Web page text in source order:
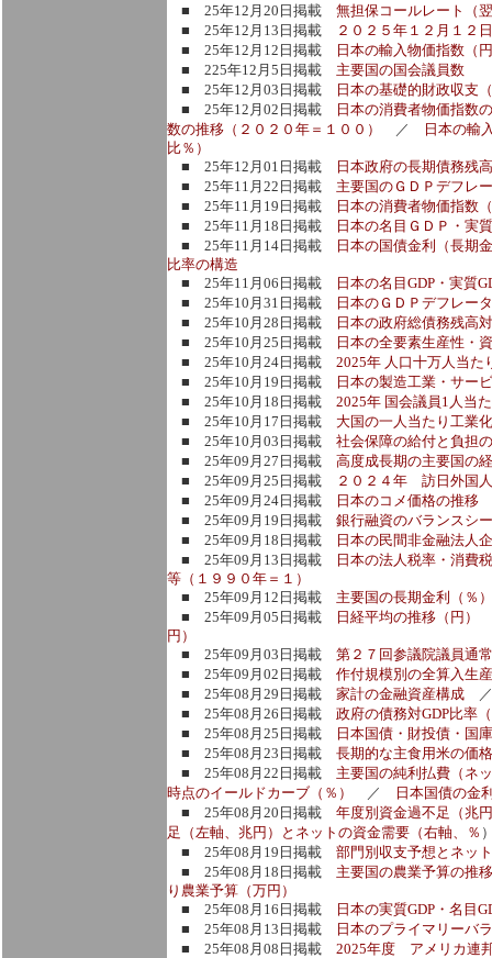
■ 25年12月20日掲載 無担保コールレート（
■ 25年12月13日掲載
２０２５年１２月１２
■ 25年12月12日掲載
日本の輸入物価指数（
■ 225年12月5日掲載 主要国の国会議員数
■ 25年12月03日掲載
日本の基礎的財政収支
■ 25年12月02日掲載
日本の消費者物価指数
数の推移（２０２０年＝１００）
／
日本の輸
比％）
■ 25年12月01日掲載
日本政府の長期債務残
■ 25年11月22日掲載 主要国のＧＤＰデフレ
■ 25年11月19日掲載
日本の消費者物価指数
■ 25年11月18日掲載
日本の名目ＧＤＰ・実
■ 25年11月14日掲載
日本の国債金利（長期
比率の構造
■ 25年11月06日掲載
日本の名目GDP・実質
■ 25年10月31日掲載
日本のＧＤＰデフレー
■ 25年10月28日掲載
日本の政府総債務残高
■ 25年10月25日掲載
日本の全要素生産性・
■ 25年10月24日掲載 2025年 人口十万人当た
■ 25年10月19日掲載 日本の製造工業・サー
■ 25年10月18日掲載 2025年 国会議員1人当
■ 25年10月17日掲載 大国の一人当たり工業
■ 25年10月03日掲載 社会保障の給付と負担
■ 25年09月27日掲載 高度成長期の主要国の
■ 25年09月25日掲載
２０２４年 訪日外国
■ 25年09月24日掲載
日本のコメ価格の推移
■ 25年09月19日掲載 銀行融資のバランスシ
■ 25年09月18日掲載
日本の民間非金融法人
■ 25年09月13日掲載
日本の法人税率・消費
等（１９９０年＝１）
■ 25年09月12日掲載 主要国の長期金利（％
■ 25年09月05日掲載
日経平均の推移（円）
円）
■ 25年09月03日掲載 第２７回参議院議員通
■ 25年09月02日掲載 作付規模別の全算入生
■ 25年08月29日掲載 家計の金融資産構成
■ 25年08月26日掲載 政府の債務対GDP比率
■ 25年08月25日掲載 日本国債・財投債・国
■ 25年08月23日掲載 長期的な主食用米の価
■ 25年08月22日掲載 主要国の純利払費（ネ
時点のイールドカーブ（％）
／
日本国債の金
■ 25年08月20日掲載 年度別資金過不足（兆
足（左軸、兆円）とネットの資金需要（右軸、％
■ 25年08月19日掲載 部門別収支予想とネッ
■ 25年08月18日掲載 主要国の農業予算の推
り農業予算（万円）
■ 25年08月16日掲載
日本の実質GDP・名目
■ 25年08月13日掲載
日本のプライマリーバ
■ 25年08月08日掲載 2025年度 アメリカ連